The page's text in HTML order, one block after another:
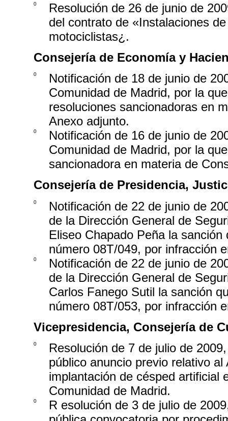
0
Resolución de 26 de junio de
del contrato de «Instalaciones
motociclistas¿.
Consejería de Economía y
0
Notificación de 18 de junio de
Comunidad de Madrid, por la
resoluciones sancionadoras en
Anexo adjunto.
0
Notificación de 16 de junio de
Comunidad de Madrid, por la
sancionadora en materia de
Consejería de Presidencia,
0
Notificación de 22 de junio de
de la Dirección General de
Eliseo Chapado Peña la
número 08T/049, por infracción
0
Notificación de 22 de junio de
de la Dirección General de
Carlos Fanego Sutil la sanción
número 08T/053, por infracción
Vicepresidencia, Consejería de
0
Resolución de 7 de julio de
público anuncio previo relativo
implantación de césped artificial
Comunidad de Madrid.
0
R esolución de 3 de julio de